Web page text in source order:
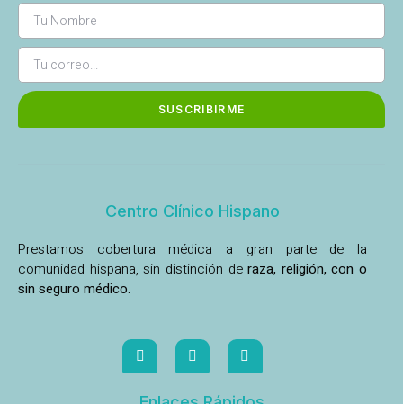
SUSCRIBIRME
Centro Clínico Hispano
Prestamos cobertura médica a gran parte de la
comunidad hispana, sin distinción deraza, religión, con o
sin seguro médico.